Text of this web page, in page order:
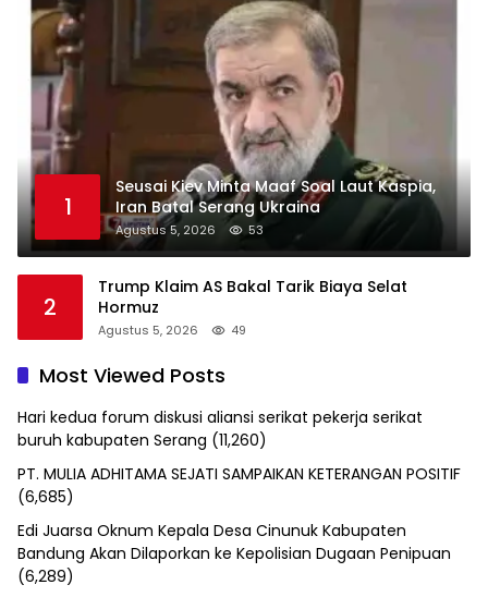
1
Seusai Kiev Minta Maaf Soal Laut Kaspia,
Iran Batal Serang Ukraina
Agustus 5, 2026 53
2
Trump Klaim AS Bakal Tarik Biaya Selat
Hormuz
Agustus 5, 2026 49
Most Viewed Posts
Hari kedua forum diskusi aliansi serikat pekerja serikat
buruh kabupaten Serang (11,260)
PT. MULIA ADHITAMA SEJATI SAMPAIKAN KETERANGAN POSITIF
(6,685)
Edi Juarsa Oknum Kepala Desa Cinunuk Kabupaten
Bandung Akan Dilaporkan ke Kepolisian Dugaan Penipuan
(6,289)